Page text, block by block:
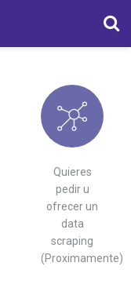
Quieres
pedir u
ofrecer un
data
scraping
(Proximamente)